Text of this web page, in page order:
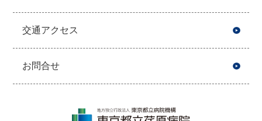
交通アクセス
お問合せ